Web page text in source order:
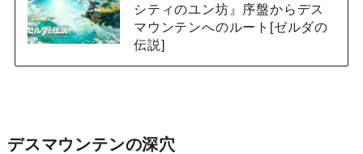
シティのユン坊』序盤からデス
マウンテンへのルート[ゼルダの
伝説]
デスマウンテンの深穴